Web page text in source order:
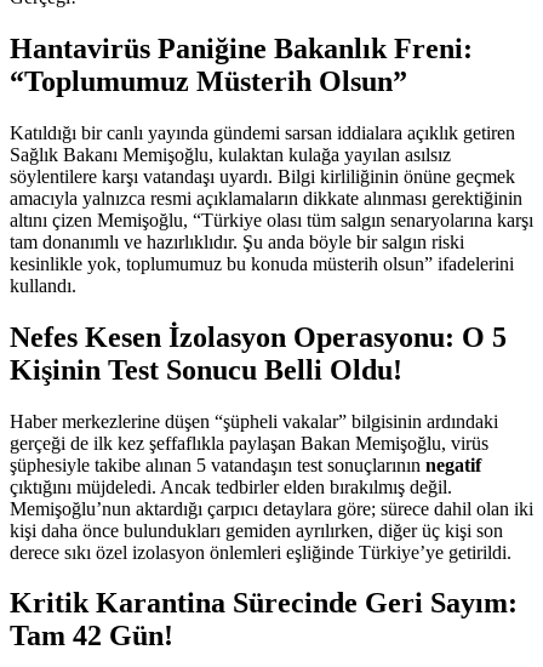
Hantavirüs Paniğine Bakanlık Freni:
“Toplumumuz Müsterih Olsun”
Katıldığı bir canlı yayında gündemi sarsan iddialara açıklık getiren
Sağlık Bakanı Memişoğlu, kulaktan kulağa yayılan asılsız
söylentilere karşı vatandaşı uyardı. Bilgi kirliliğinin önüne geçmek
amacıyla yalnızca resmi açıklamaların dikkate alınması gerektiğinin
altını çizen Memişoğlu, “Türkiye olası tüm salgın senaryolarına karşı
tam donanımlı ve hazırlıklıdır. Şu anda böyle bir salgın riski
kesinlikle yok, toplumumuz bu konuda müsterih olsun” ifadelerini
kullandı.
Nefes Kesen İzolasyon Operasyonu: O 5
Kişinin Test Sonucu Belli Oldu!
Haber merkezlerine düşen “şüpheli vakalar” bilgisinin ardındaki
gerçeği de ilk kez şeffaflıkla paylaşan Bakan Memişoğlu, virüs
şüphesiyle takibe alınan 5 vatandaşın test sonuçlarının negatif
çıktığını müjdeledi. Ancak tedbirler elden bırakılmış değil.
Memişoğlu’nun aktardığı çarpıcı detaylara göre; sürece dahil olan iki
kişi daha önce bulundukları gemiden ayrılırken, diğer üç kişi son
derece sıkı özel izolasyon önlemleri eşliğinde Türkiye’ye getirildi.
Kritik Karantina Sürecinde Geri Sayım:
Tam 42 Gün!